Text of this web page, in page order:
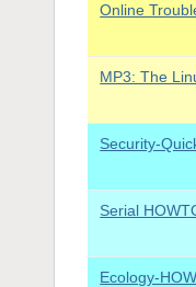
Online
MP3: The
Security-
Serial
Ecology-